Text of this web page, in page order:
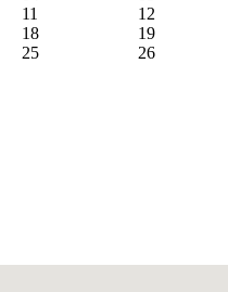
11 12
18 19
25 26